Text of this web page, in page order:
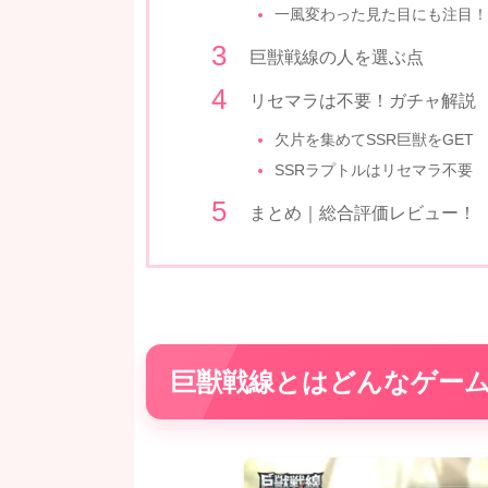
一風変わった見た目にも注目！
巨獣戦線の人を選ぶ点
リセマラは不要！ガチャ解説
欠片を集めてSSR巨獣をGET
SSRラプトルはリセマラ不要
まとめ｜総合評価レビュー！
巨獣戦線とはどんなゲー